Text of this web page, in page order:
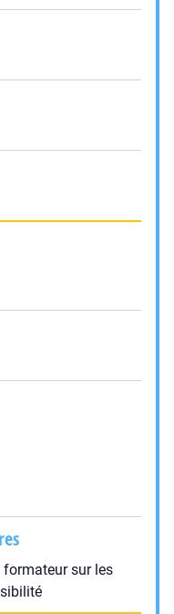
formateur sur les